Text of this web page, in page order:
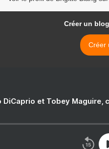
Créer un
Créer
DiCaprio et Tobey Maguire,